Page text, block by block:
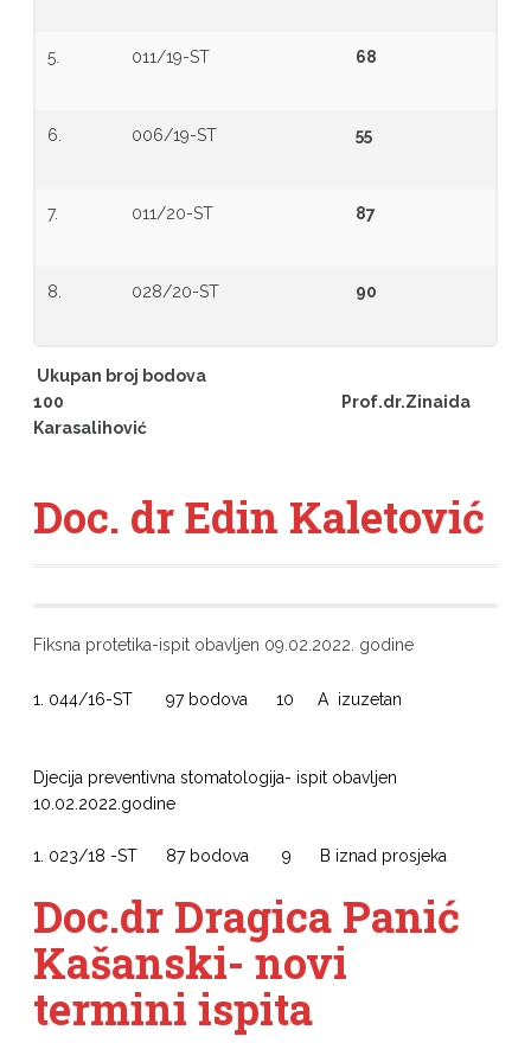
5. 011/19-ST 68
6. 006/19-ST 55
7. 011/20-ST 87
8. 028/20-ST 90
Ukupan broj bodova
100 Prof.dr.Zinaida
Karasalihović
Doc. dr Edin Kaletović
Fiksna protetika-ispit obavljen 09.02.2022. godine
1. 044/16-ST 97 bodova 10 A izuzetan
Djecija preventivna stomatologija- ispit obavljen
10.02.2022.godine
1. 023/18 -ST 87 bodova 9 B iznad prosjeka
Doc.dr Dragica Panić
Kašanski- novi
termini ispita